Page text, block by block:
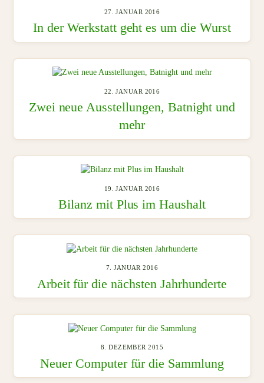
27. JANUAR 2016
In der Werkstatt geht es um die Wurst
22. JANUAR 2016
Zwei neue Ausstellungen, Batnight und
mehr
19. JANUAR 2016
Bilanz mit Plus im Haushalt
7. JANUAR 2016
Arbeit für die nächsten Jahrhunderte
8. DEZEMBER 2015
Neuer Computer für die Sammlung